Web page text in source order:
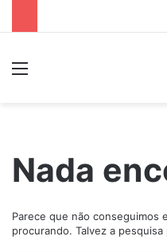
Nada
Parece que não conseguimos
procurando. Talvez a pesquisa